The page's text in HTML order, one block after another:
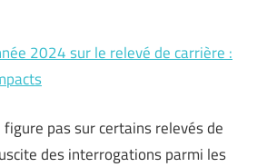
2024 sur le relevé de carrière :
figure pas sur certains relevés de
des interrogations parmi les